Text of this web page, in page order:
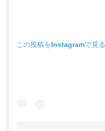
この投稿をInstagramで見る